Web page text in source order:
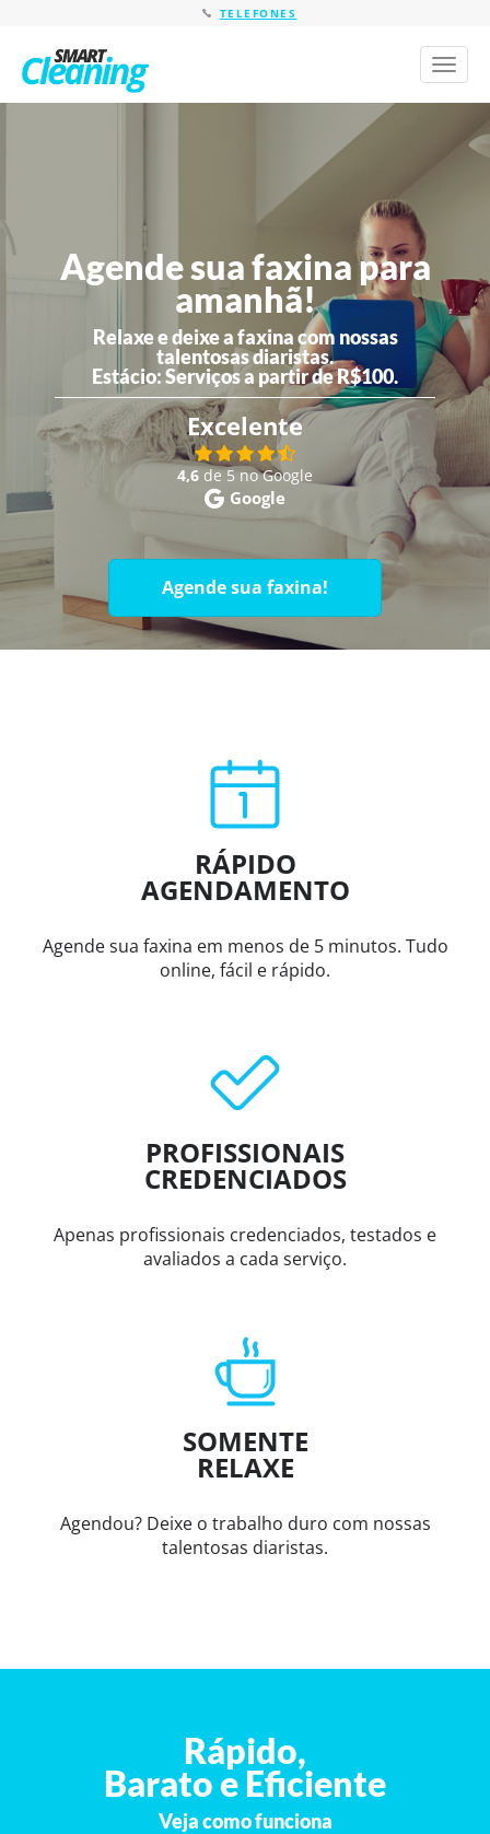
TELEFONES
Toggle
Agende sua faxina para
amanhã!
Relaxe e deixe a faxina com nossas
talentosas diaristas.
Estácio:Serviços a partir de R$100.
Excelente
4,6 de 5 no Google
Google
Agende sua faxina!
RÁPIDO
AGENDAMENTO
Agende sua faxina em menos de 5 minutos. Tudo
online, fácil e rápido.
PROFISSIONAIS
CREDENCIADOS
Apenas profissionais credenciados, testados e
avaliados a cada serviço.
SOMENTE
RELAXE
Agendou? Deixe o trabalho duro com nossas
talentosas diaristas.
Rápido,
Barato e Eficiente
Veja como funciona